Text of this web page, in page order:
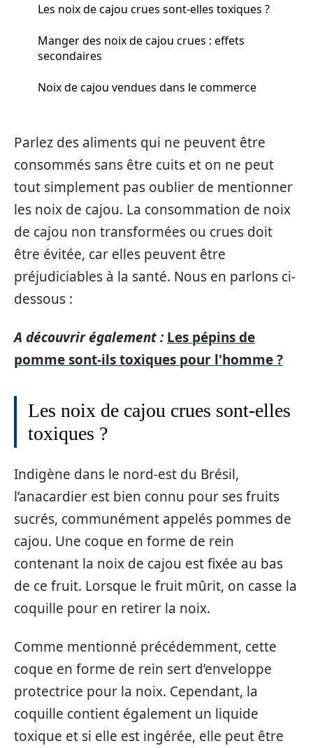
Les noix de cajou crues sont-elles toxiques ?
Manger des noix de cajou crues : effets
secondaires
Noix de cajou vendues dans le commerce
Parlez des aliments qui ne peuvent être
consommés sans être cuits et on ne peut
tout simplement pas oublier de mentionner
les noix de cajou. La consommation de noix
de cajou non transformées ou crues doit
être évitée, car elles peuvent être
préjudiciables à la santé. Nous en parlons ci-
dessous :
A découvrir également : Les pépins de
pomme sont-ils toxiques pour l'homme ?
Les noix de cajou crues sont-elles
toxiques ?
Indigène dans le nord-est du Brésil,
l’anacardier est bien connu pour ses fruits
sucrés, communément appelés pommes de
cajou. Une coque en forme de rein
contenant la noix de cajou est fixée au bas
de ce fruit. Lorsque le fruit mûrit, on casse la
coquille pour en retirer la noix.
Comme mentionné précédemment, cette
coque en forme de rein sert d’enveloppe
protectrice pour la noix. Cependant, la
coquille contient également un liquide
toxique et si elle est ingérée, elle peut être